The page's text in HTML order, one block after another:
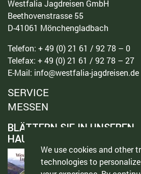
We use cookies and other
technologies to
Westfalia Jagdreisen GmbH
Beethovenstrasse 55
D-41061 Mönchengladbach
Telefon: + 49 (0) 21 61 / 92 78 – 0
Telefax: + 49 (0) 21 61 / 92 78 – 27
E-Mail: info@westfalia-jagdreisen.de
SERVICE
MESSEN
BLÄTTERN SIE IN UNSEREN
HAUPTKATALOGEN!
KATALOG 2020